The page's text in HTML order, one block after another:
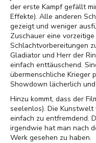
der erste Kampf gefällt
Effekte). Alle anderen
gezeigt und weniger
Zuschauer eine
Schlachtvorbereitungen
Gladiator und Herr der
einfach enttäuschend.
übermenschliche Krieger
Showdown lächerlich
Hinzu kommt, dass der
seelenlos). Die
einfach zu entfremdend.
irgendwie hat man nach
Werk gesehen zu haben.